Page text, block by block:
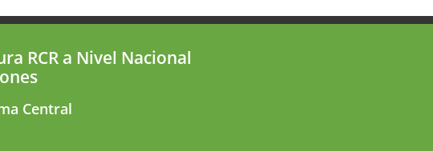
RCR a Nivel Nacional
Central